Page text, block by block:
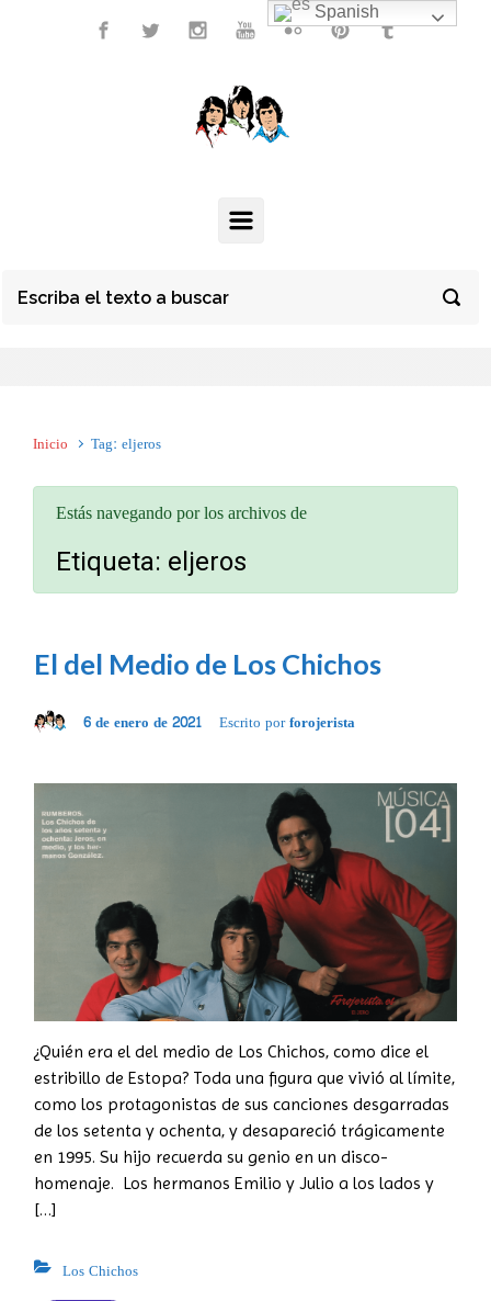
Inicio Tag: eljeros
Estás navegando por los archivos de
Etiqueta: eljeros
El del Medio de Los Chichos
6 de enero de 2021 Escrito porforojerista
¿Quién era el del medio de Los Chichos, como dice el
estribillo de Estopa? Toda una figura que vivió al límite,
como los protagonistas de sus canciones desgarradas
de los setenta y ochenta, y desapareció trágicamente
en 1995. Su hijo recuerda su genio en un disco-
homenaje. Los hermanos Emilio y Julio a los lados y
[…]
Los Chichos
Spanish